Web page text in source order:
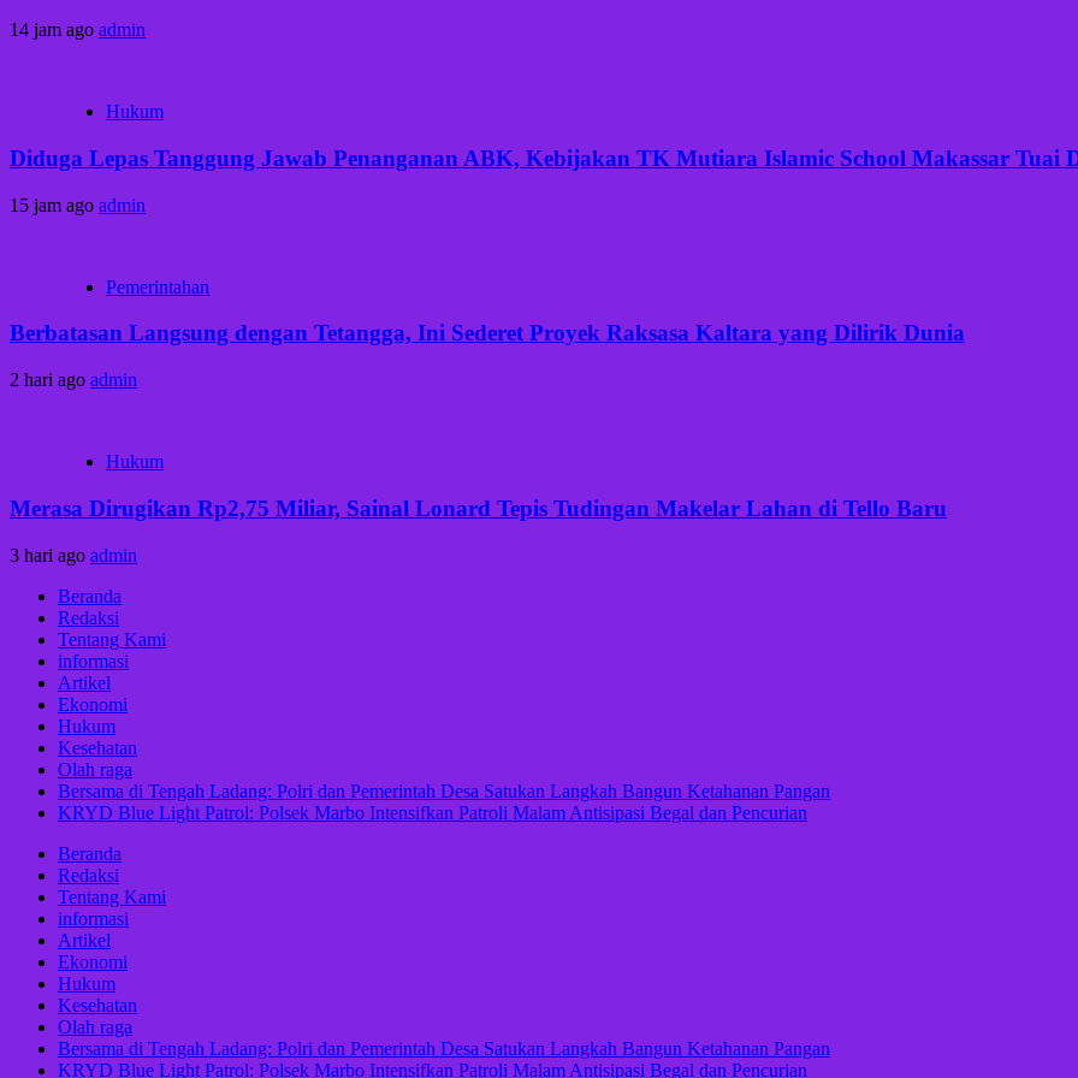
14 jam ago admin
Hukum
Diduga Lepas Tanggung Jawab Penanganan ABK, Kebijakan TK Mutiara Islamic School Makassar Tuai
15 jam ago admin
Pemerintahan
Berbatasan Langsung dengan Tetangga, Ini Sederet Proyek Raksasa Kaltara yang Dilirik Dunia
2 hari ago admin
Hukum
Merasa Dirugikan Rp2,75 Miliar, Sainal Lonard Tepis Tudingan Makelar Lahan di Tello Baru
3 hari ago admin
Beranda
Redaksi
Tentang Kami
informasi
Artikel
Ekonomi
Hukum
Kesehatan
Olah raga
Bersama di Tengah Ladang: Polri dan Pemerintah Desa Satukan Langkah Bangun Ketahanan Pangan
KRYD Blue Light Patrol: Polsek Marbo Intensifkan Patroli Malam Antisipasi Begal dan Pencurian
Beranda
Redaksi
Tentang Kami
informasi
Artikel
Ekonomi
Hukum
Kesehatan
Olah raga
Bersama di Tengah Ladang: Polri dan Pemerintah Desa Satukan Langkah Bangun Ketahanan Pangan
KRYD Blue Light Patrol: Polsek Marbo Intensifkan Patroli Malam Antisipasi Begal dan Pencurian